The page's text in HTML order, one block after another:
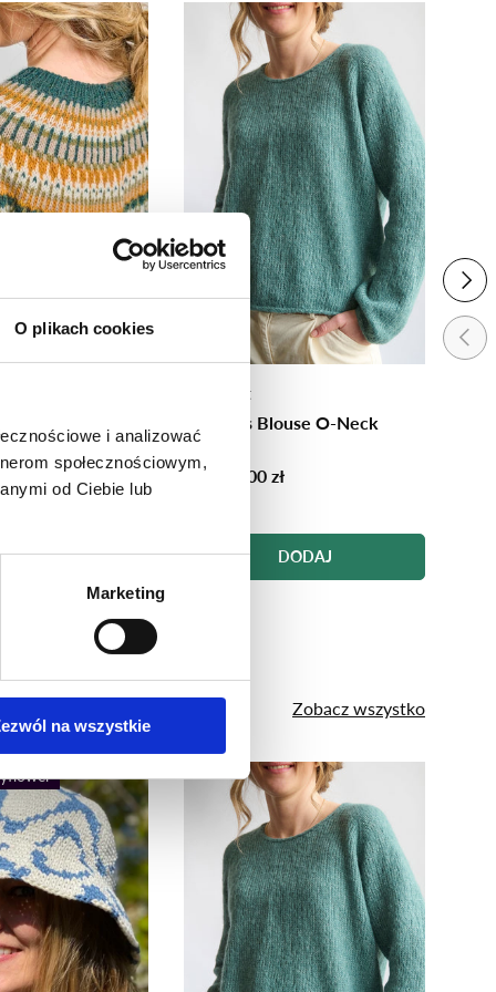
O plikach cookies
i analizować
społecznościowym,
od Ciebie lub
Marketing
na wszystkie
DODAJ
PetiteKnit
Cumulus Blouse O-Neck
Od 148,00 zł
DODAJ
Zobacz wszystko